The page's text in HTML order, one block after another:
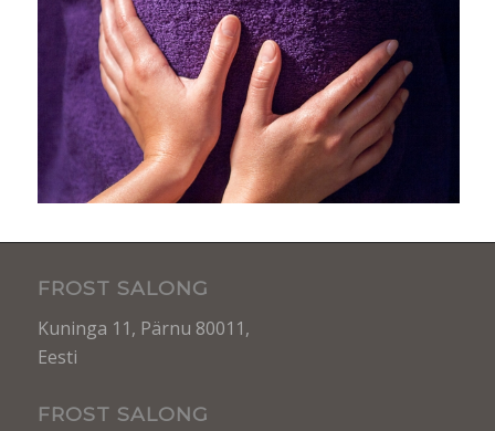
FROST SALONG
Kuninga 11, Pärnu 80011,
Eesti
FROST SALONG